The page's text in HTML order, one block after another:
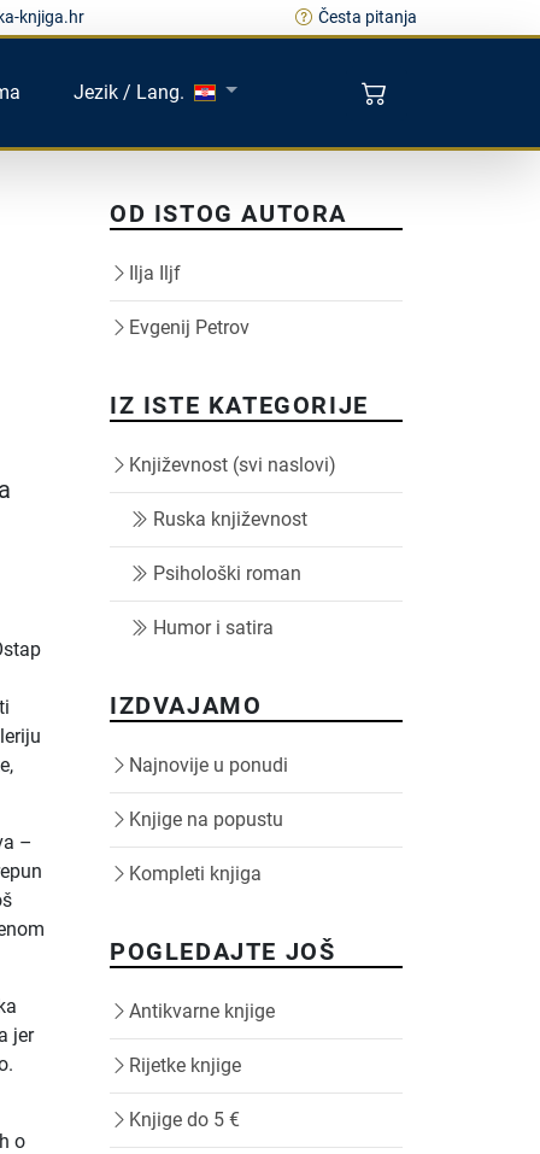
knjiga.hr Česta pitanja
Jezik / Lang.
–
jer
o
OD ISTOG AUTORA
Ilja Iljf
Evgenij Petrov
IZ ISTE KATEGORIJE
Književnost (svi naslovi)
Ruska književnost
Psihološki roman
Humor i satira
IZDVAJAMO
Najnovije u ponudi
Knjige na popustu
Kompleti knjiga
POGLEDAJTE JOŠ
Antikvarne knjige
Rijetke knjige
Knjige do 5 €